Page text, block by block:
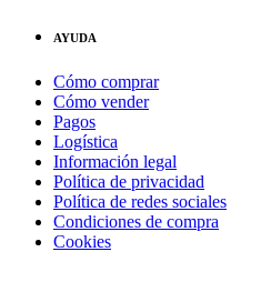
AYUDA
Cómo comprar
Cómo vender
Pagos
Logística
Información legal
Política de privacidad
Política de redes sociales
Condiciones de compra
Cookies